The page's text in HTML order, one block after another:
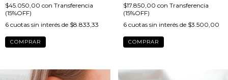
$45.050,00 con Transferencia
(15%OFF)
6 cuotas sin interés de $8.833,33
$17.850,00 con Transferencia
(15%OFF)
6 cuotas sin interés de $3.500,00